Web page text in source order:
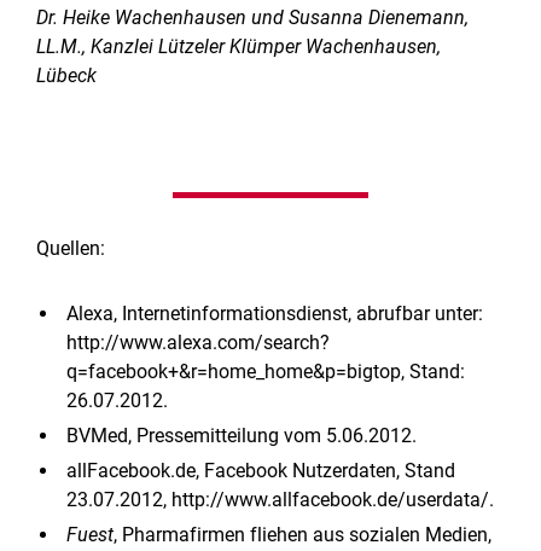
Dr. Heike Wachenhausen und Susanna Dienemann,
LL.M., Kanzlei Lützeler Klümper Wachenhausen,
Lübeck
Quellen:
Alexa, Internetinformationsdienst, abrufbar unter:
http://www.alexa.com/search?
q=facebook+&r=home_home&p=bigtop, Stand:
26.07.2012.
BVMed, Pressemitteilung vom 5.06.2012.
allFacebook.de, Facebook Nutzerdaten, Stand
23.07.2012, http://www.allfacebook.de/userdata/.
Fuest, Pharmafirmen fliehen aus sozialen Medien,